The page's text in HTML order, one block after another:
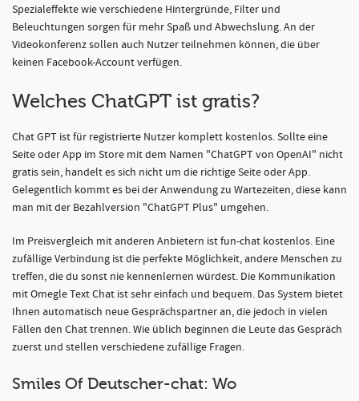
Spezialeffekte wie verschiedene Hintergründe, Filter und
Beleuchtungen sorgen für mehr Spaß und Abwechslung. An der
Videokonferenz sollen auch Nutzer teilnehmen können, die über
keinen Facebook-Account verfügen.
Welches ChatGPT ist gratis?
Chat GPT ist für registrierte Nutzer komplett kostenlos. Sollte eine
Seite oder App im Store mit dem Namen "ChatGPT von OpenAI" nicht
gratis sein, handelt es sich nicht um die richtige Seite oder App.
Gelegentlich kommt es bei der Anwendung zu Wartezeiten, diese kann
man mit der Bezahlversion "ChatGPT Plus" umgehen.
Im Preisvergleich mit anderen Anbietern ist fun-chat kostenlos. Eine
zufällige Verbindung ist die perfekte Möglichkeit, andere Menschen zu
treffen, die du sonst nie kennenlernen würdest. Die Kommunikation
mit Omegle Text Chat ist sehr einfach und bequem. Das System bietet
Ihnen automatisch neue Gesprächspartner an, die jedoch in vielen
Fällen den Chat trennen. Wie üblich beginnen die Leute das Gespräch
zuerst und stellen verschiedene zufällige Fragen.
Smiles Of Deutscher-chat: Wo